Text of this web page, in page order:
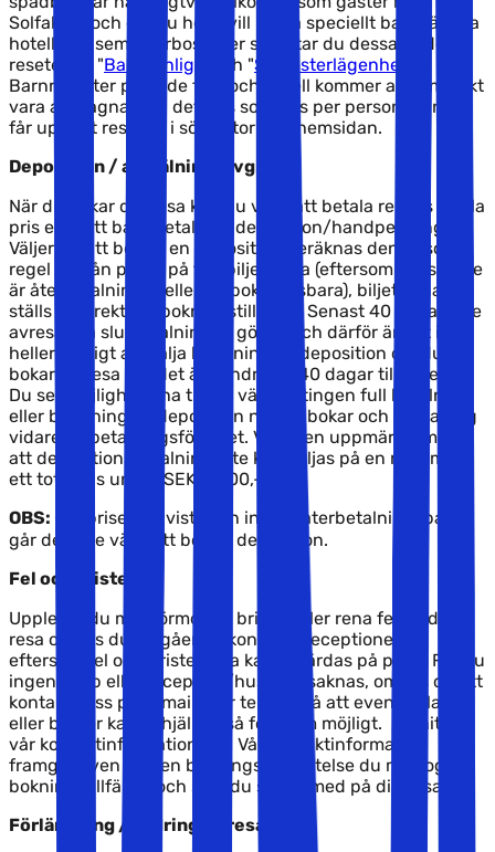
Solfaktor, och om du helst vill bo på speciellt barnvänliga
hotell och semesterbostäder så hittar du dessa under
resetemat "Barnvänligt " och "Semesterlägenheter
Barnrabatter på både flyg och hotell kommer automatiskt
vara avdragna från det pris som ges per person, när du
får upp ett resultat i sökmotorn på hemsidan.
Deposition / anmälningsavgift
När du bokar din resa kan du välja att betala resans totala
pris eller att bara betala en deposition/handpenning.
Väljer du att betala en deposition beräknas denna som
regel utifrån priset på flygbiljetterna (eftersom dessa inte
är återbetalnings- eller ombokningsbara), biljetterna
ställs ut direkt vid bokningstillfället. Senast 40 dagar före
avresa ska slutbetalningen göras, och därför är det inte
heller möjligt att välja betalning av deposition om du
bokar en resa när det är mindre än 40 dagar till avresa.
Du ser möjligheterna till att välja antingen full betalning
eller betalning av deposition när du bokar och klickar dig
vidare till betalningsfönstret. Var även uppmärksam på
att depositionsbetalning inte kan väljas på en resa med
ett totalpris under SEK 5 600,-
OBS:
Om priset för vistelsen inte är återbetalningsbart,
går det inte välja att betala deposition.
Fel och brister
Upplever du mot förmodan brister eller rena fel på din
resa ombes du omgående kontakta receptionen,
eftersom fel och brister ofta kan åtgärdas på plats. Får du
ingen hjälp eller reception/husvärd saknas, ombes du att
kontakta oss på e-mail eller telefon så att eventuella fel
eller brister kan avhjälpas så fort som möjligt. Du hittar
vår kontaktinformation
. Vår kontaktinformation
framgår även av den bokningsbekräftelse du mottog vid
bokningstillfället, och som du ska ta med på din resa.
Förlängning / ändring av resan